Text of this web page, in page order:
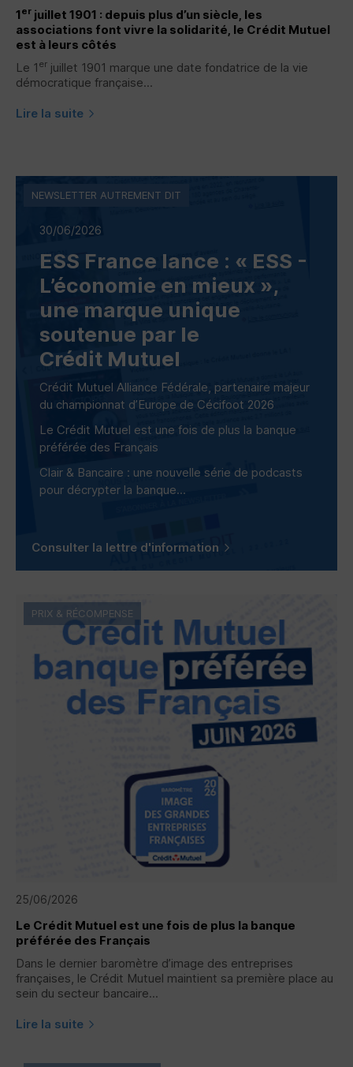
1er juillet 1901 : depuis plus d’un siècle, les
associations font vivre la solidarité, le Crédit Mutuel
est à leurs côtés
Le 1 er juillet 1901 marque une date fondatrice de la vie
démocratique française...
Lire la suite
30/06/2026
ESS France lance : « ESS -
L’économie en mieux »,
une marque unique
soutenue par le
Crédit Mutuel
Crédit Mutuel Alliance Fédérale, partenaire majeur
du championnat d’Europe de Cécifoot 2026
Le Crédit Mutuel est une fois de plus la banque
préférée des Français
Clair & Bancaire : une nouvelle série de podcasts
pour décrypter la banque...
Consulter la lettre d'information
NEWSLETTER AUTREMENT DIT
25/06/2026
Le Crédit Mutuel est une fois de plus la banque
préférée des Français
Dans le dernier baromètre d’image des entreprises
françaises, le Crédit Mutuel maintient sa première place au
sein du secteur bancaire...
Lire la suite
PRIX & RÉCOMPENSE